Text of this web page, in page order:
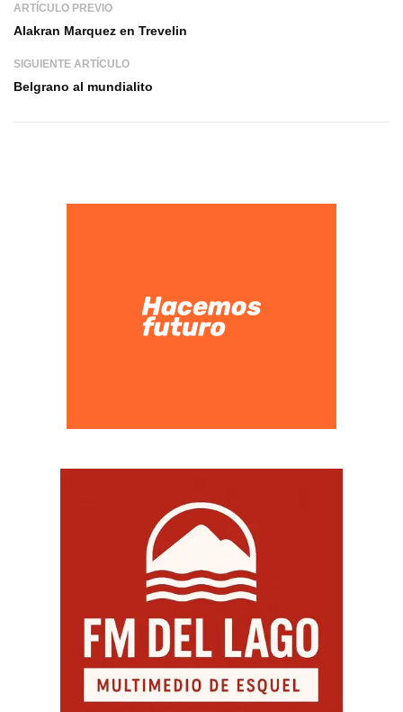
ARTÍCULO PREVIO
Alakran Marquez en Trevelin
SIGUIENTE ARTÍCULO
Belgrano al mundialito